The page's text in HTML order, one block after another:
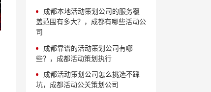
成都本地活动策划公司的服务覆
盖范围有多大？，成都有哪些活动公
司
成都靠谱的活动策划公司有哪
些？，成都活动策划执行
成都活动策划公司怎么挑选不踩
坑，成都活动公关策划公司